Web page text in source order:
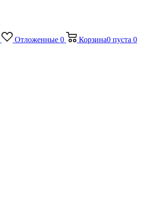
Отложенные 0 Корзина0 пуста 0